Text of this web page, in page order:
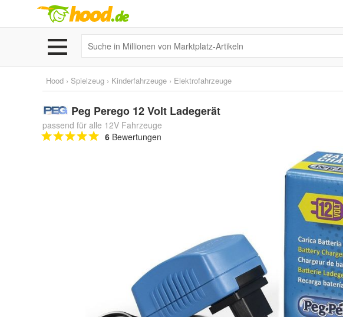
Hood › Spielzeug › Kinderfahrzeuge › Elektrofahrzeuge
Peg Perego 12 Volt Ladegerät
passend für alle 12V Fahrzeuge
6 Bewertungen